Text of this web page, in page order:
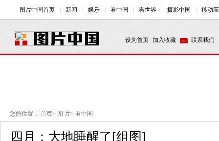
您的位置： 首页> 图 片> 看中国
四月：大地睡醒了[组图]